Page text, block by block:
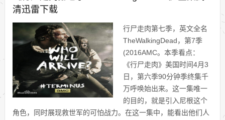
清迅雷下载
行尸走肉第七季，英文全名
TheWalkingDead，第7季
(2016AMC。本季看点：
《行尸走肉》美国时间4月3
日，第六季90分钟季终集千
万呼唤始出来。这一集唯一
的目的，就是引入尼根这个
角色，同时展现救世军的可怕战力。在这一集中，能看出他们人